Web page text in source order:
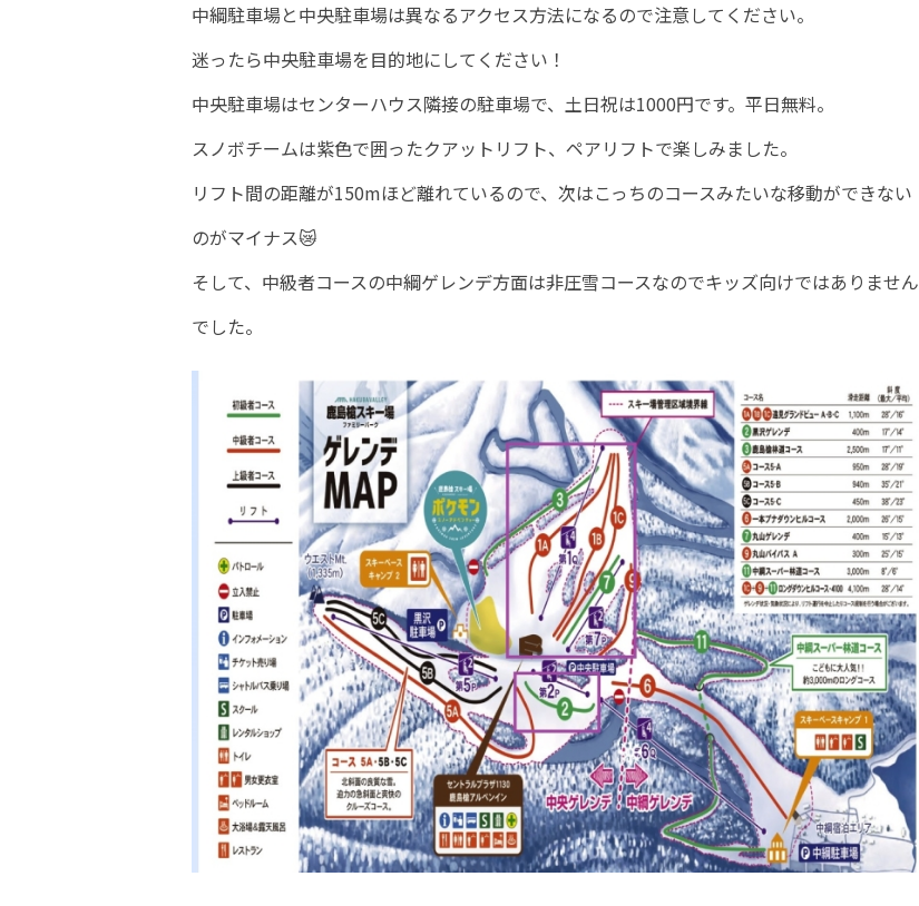
中綱駐車場と中央駐車場は異なるアクセス方法になるので注意してください。
迷ったら中央駐車場を目的地にしてください！
中央駐車場はセンターハウス隣接の駐車場で、土日祝は1000円です。平日無料。
スノボチームは紫色で囲ったクアットリフト、ペアリフトで楽しみました。
リフト間の距離が150mほど離れているので、次はこっちのコースみたいな移動ができない
のがマイナス😿
そして、中級者コースの中綱ゲレンデ方面は非圧雪コースなのでキッズ向けではありません
でした。